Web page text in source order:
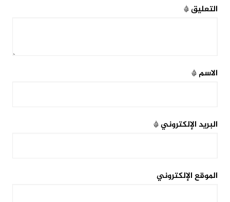
التعليق*
الاسم*
البريد الإلكتروني*
الموقع الإلكتروني